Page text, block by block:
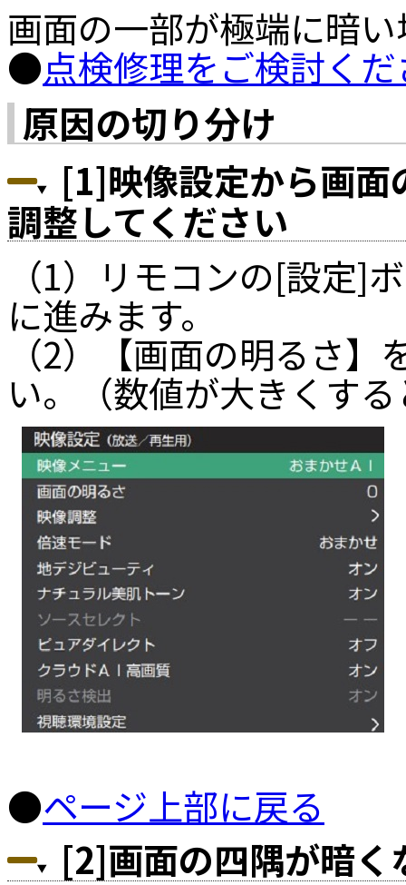
画面の一部が極端に暗
●点検修理をご検討く
原因の切り分け
[1]映像設定から画面
調整してください
（1）リモコンの[設定]
に進みます。
（2）【画面の明るさ
い。（数値が大きくす
●ページ上部に戻る
[2]画面の四隅が暗く